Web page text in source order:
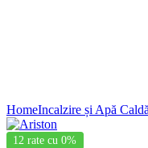
HomeIncalzire și Apă Caldă
12 rate cu 0%